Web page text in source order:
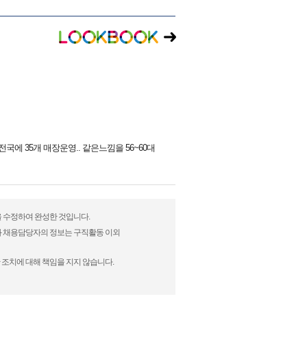
에 35개 매장운영.. 같은느낌을 56~60대
수정하여 완성한 것입니다.
용담당자의 정보는 구직활동 이외
치에 대해 책임을 지지 않습니다.